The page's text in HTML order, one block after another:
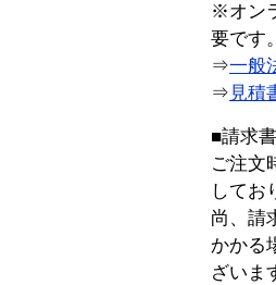
※オン
要です。
⇒一般
⇒ 見積
■請求
ご注文
してお
尚、請
かかる
ざいま